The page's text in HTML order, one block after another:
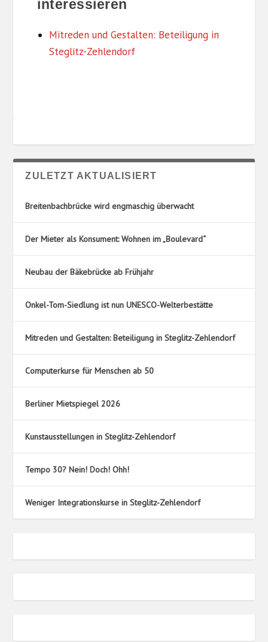
L
U
N
G
R
I
E
interessieren
Mitreden und Gestalten: Beteiligung in
Steglitz-Zehlendorf
ZULETZT AKTUALISIERT
Breitenbachbrücke wird engmaschig überwacht
Der Mieter als Konsument: Wohnen im „Boulevard“
Neubau der Bäkebrücke ab Frühjahr
Onkel-Tom-Siedlung ist nun UNESCO-Welterbestätte
Mitreden und Gestalten: Beteiligung in Steglitz-Zehlendorf
Computerkurse für Menschen ab 50
Berliner Mietspiegel 2026
Kunstausstellungen in Steglitz-Zehlendorf
Tempo 30? Nein! Doch! Ohh!
Weniger Integrationskurse in Steglitz-Zehlendorf